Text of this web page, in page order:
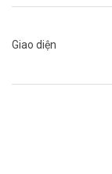
Băng tần kép
ưu vùng phủ.
điểm chết tín hiệu.
Cài đặt nhanh,
không muốn lãng
Thông số
Kép
Giao diện